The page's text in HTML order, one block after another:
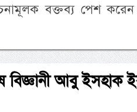
বক্তব্য পেশ
বিজ্ঞানী আবু ইসহাক